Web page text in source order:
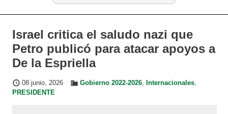
Israel critica el saludo nazi que
Petro publicó para atacar apoyos a
De la Espriella
08 junio, 2026 Gobierno 2022-2026, Internacionales,
PRESIDENTE